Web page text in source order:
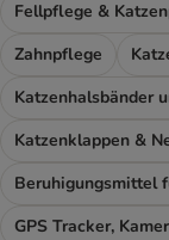
Zahnpflege
Katzenklappen &
Beruhigungsmittel
GPS Tracker,